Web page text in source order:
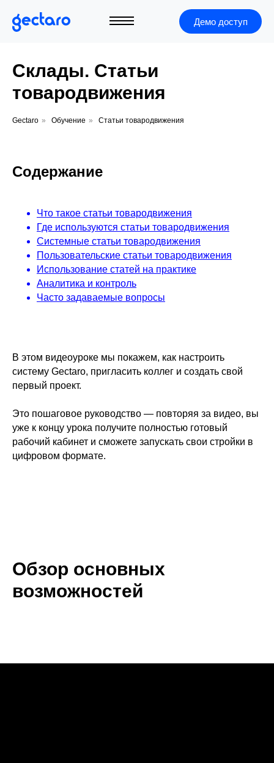
+7 (495) 966-40-05
Демо доступ
Склады. Статьи
товародвижения
Gectaro » Обучение » Статьи товародвижения
Содержание
Что такое статьи товародвижения
Где используются статьи товародвижения
Системные статьи товародвижения
Пользовательские статьи товародвижения
Использование статей на практике
Аналитика и контроль
Часто задаваемые вопросы
В этом видеоуроке мы покажем, как настроить
систему Gectaro, пригласить коллег и создать свой
первый проект.
Это пошаговое руководство — повторяя за видео, вы
уже к концу урока получите полностью готовый
рабочий кабинет и сможете запускать свои стройки в
цифровом формате.
Обзор основных
возможностей